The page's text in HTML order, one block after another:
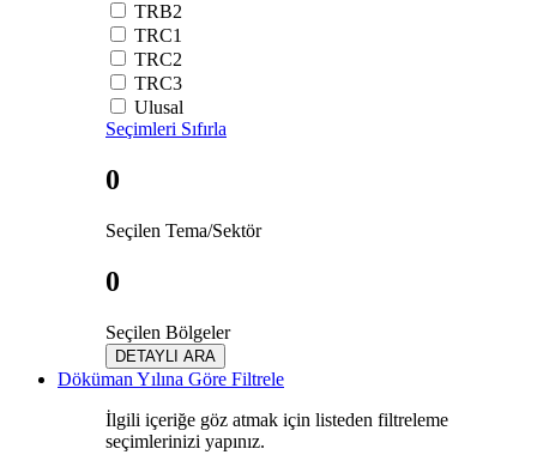
TRB2
TRC1
TRC2
TRC3
Ulusal
Seçimleri Sıfırla
0
Seçilen Tema/Sektör
0
Seçilen Bölgeler
DETAYLI ARA
Döküman Yılına Göre Filtrele
İlgili içeriğe göz atmak için listeden filtreleme
seçimlerinizi yapınız.